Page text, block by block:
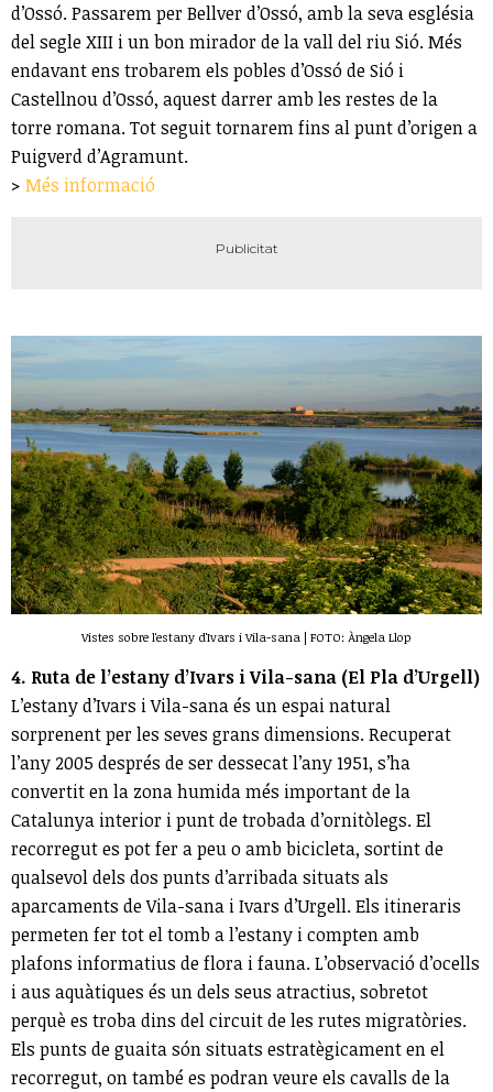
d’Ossó. Passarem per Bellver d’Ossó, amb la seva església
del segle XIII i un bon mirador de la vall del riu Sió. Més
endavant ens trobarem els pobles d’Ossó de Sió i
Castellnou d’Ossó, aquest darrer amb les restes de la
torre romana. Tot seguit tornarem fins al punt d’origen a
Puigverd d’Agramunt.
> Més informació
Vistes sobre l'estany d'Ivars i Vila-sana | FOTO: Àngela Llop
4. Ruta de l’estany d’Ivars i Vila-sana (El Pla d’Urgell)
L’estany d’Ivars i Vila-sana és un espai natural
sorprenent per les seves grans dimensions. Recuperat
l’any 2005 després de ser dessecat l’any 1951, s’ha
convertit en la zona humida més important de la
Catalunya interior i punt de trobada d’ornitòlegs. El
recorregut es pot fer a peu o amb bicicleta, sortint de
qualsevol dels dos punts d’arribada situats als
aparcaments de Vila-sana i Ivars d’Urgell. Els itineraris
permeten fer tot el tomb a l’estany i compten amb
plafons informatius de flora i fauna. L’observació d’ocells
i aus aquàtiques és un dels seus atractius, sobretot
perquè es troba dins del circuit de les rutes migratòries.
Els punts de guaita són situats estratègicament en el
recorregut, on també es podran veure els cavalls de la